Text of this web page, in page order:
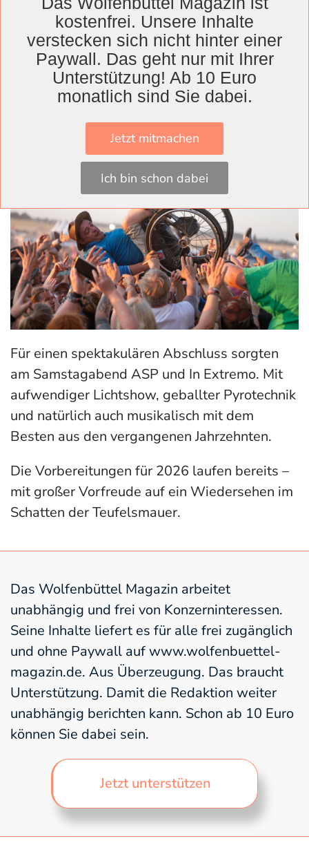
Diamond und Heaven Shall Burn. Letztere
traten mit Ersatzsängerin Britta Görtz auf –
der reguläre Sänger Marcus Bischoff musste
krankheitsbedingt weiter pausieren. Britta
überzeugte wie auch schon bei vergangenen
Für einen spektakulären Abschluss sorgten
am Samstagabend ASP und In Extremo. Mit
aufwendiger Lichtshow, geballter Pyrotechnik
und natürlich auch musikalisch mit dem
Besten aus den vergangenen Jahrzehnten.
Die Vorbereitungen für 2026 laufen bereits –
mit großer Vorfreude auf ein Wiedersehen im
Schatten der Teufelsmauer.
Das Wolfenbüttel Magazin arbeitet
unabhängig und frei von Konzerninteressen.
Seine Inhalte liefert es für alle frei zugänglich
und ohne Paywall auf www.wolfenbuettel-
magazin.de. Aus Überzeugung. Das braucht
Unterstützung. Damit die Redaktion weiter
unabhängig berichten kann. Schon ab 10 Euro
können Sie dabei sein.
Jetzt unterstützen
kostenfrei. Unsere Inhalte
verstecken sich nicht hinter einer
Paywall. Das geht nur mit Ihrer
Unterstützung! Ab 10 Euro
monatlich sind Sie dabei.
Jetzt mitmachen
Ich bin schon dabei